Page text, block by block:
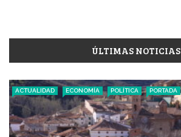
ÚLTIMAS NOTICIAS
ACTUALIDAD ECONOMÍA POLÍTICA PORTADA